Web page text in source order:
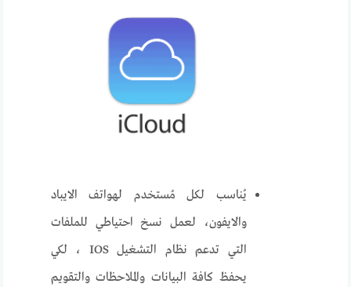
يُناسب لكل مُستخدم لهواتف الايباد
والايفون، لعمل نسخ احتياطي للملفات
التي تدعم نظام التشغيل IOS ، لكي
يحفظ كافة البيانات والملاحظات والتقويم